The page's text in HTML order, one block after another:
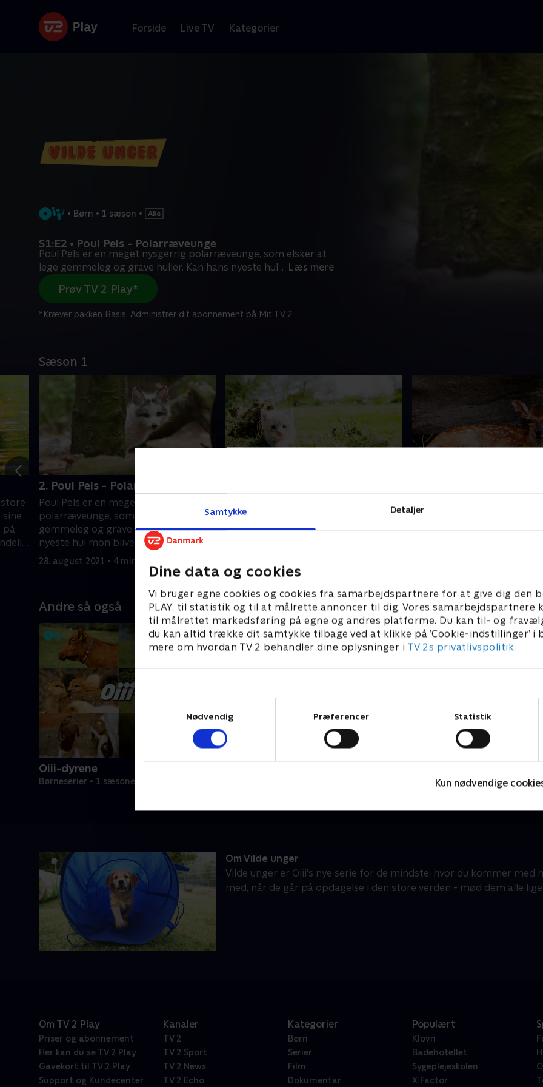
Samtykke Detaljer
Dine data og cookies
Vi bruger egne cookies og cookies fra samarbejdspartnere for at give dig den
PLAY, til statistik og til at målrette annoncer til dig. Vores samarbejdspartnere
til målrettet markedsføring på egne og andres platforme. Du kan til- og
du kan altid trække dit samtykke tilbage ved at klikke på ’Cookie-indstillinger’ i
mere om hvordan TV 2 behandler dine oplysninger i TV 2s privatlivspolitik.
Nødvendig
Præferencer Statistik
Kun nødvendige
Forside Live TV Kategorier
• Børn • 1 sæson •
S1:E2 • Poul Pels - Polarræveunge
Poul Pels er en meget nysgerrig polarræveunge, som elsker at
lege gemmeleg og grave huller. Kan hans nyeste hul... Læs mere
Prøv TV 2 Play*
*Kræver pakken Basis. Administrer dit abonnement på Mit TV 2.
Sæson 1
sine
på
2. Poul Pels - Polarræveunge
Poul Pels er en meget nysgerrig
polarræveunge, som elsker at lege
gemmeleg og grave huller. Kan hans
nyeste hul mon blive til en sandkasse
eller et badebassin?.
28. august 2021 • 4 min
hendes søskende. De skal opleve
verden for første gang, udenfor deres
skoven, når hun skal finde
Andre så også
Oiii-dyrene
Børneserier • 1 sæsoner
Om Vilde unger
Vilde unger er Oiii's nye serie for de mindste, hvor du kommer med
med, når de går på opdagelse i den store verden - mød dem alle
Om TV 2 Play
Priser og abonnement
Her kan du se TV 2 Play
Gavekort til TV 2 Play
Support og Kundecenter
Kanaler
TV 2
TV 2 Sport
TV 2 News
TV 2 Echo
Kategorier
Børn
Serier
Film
Dokumentar
Populært
Klovn
Badehotellet
Sygeplejeskolen
X Factor